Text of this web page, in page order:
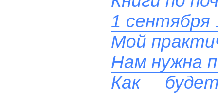
1 сентября
Мой
Нам нужна
Как